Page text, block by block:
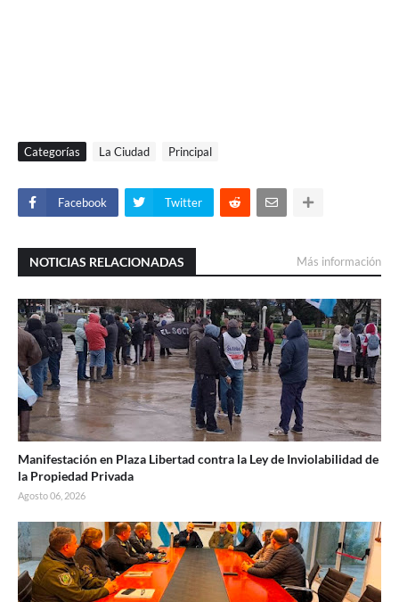
Categorías La Ciudad Principal
Facebook Twitter
NOTICIAS RELACIONADAS Más información
Manifestación en Plaza Libertad contra la Ley de Inviolabilidad de
la Propiedad Privada
Agosto 06, 2026